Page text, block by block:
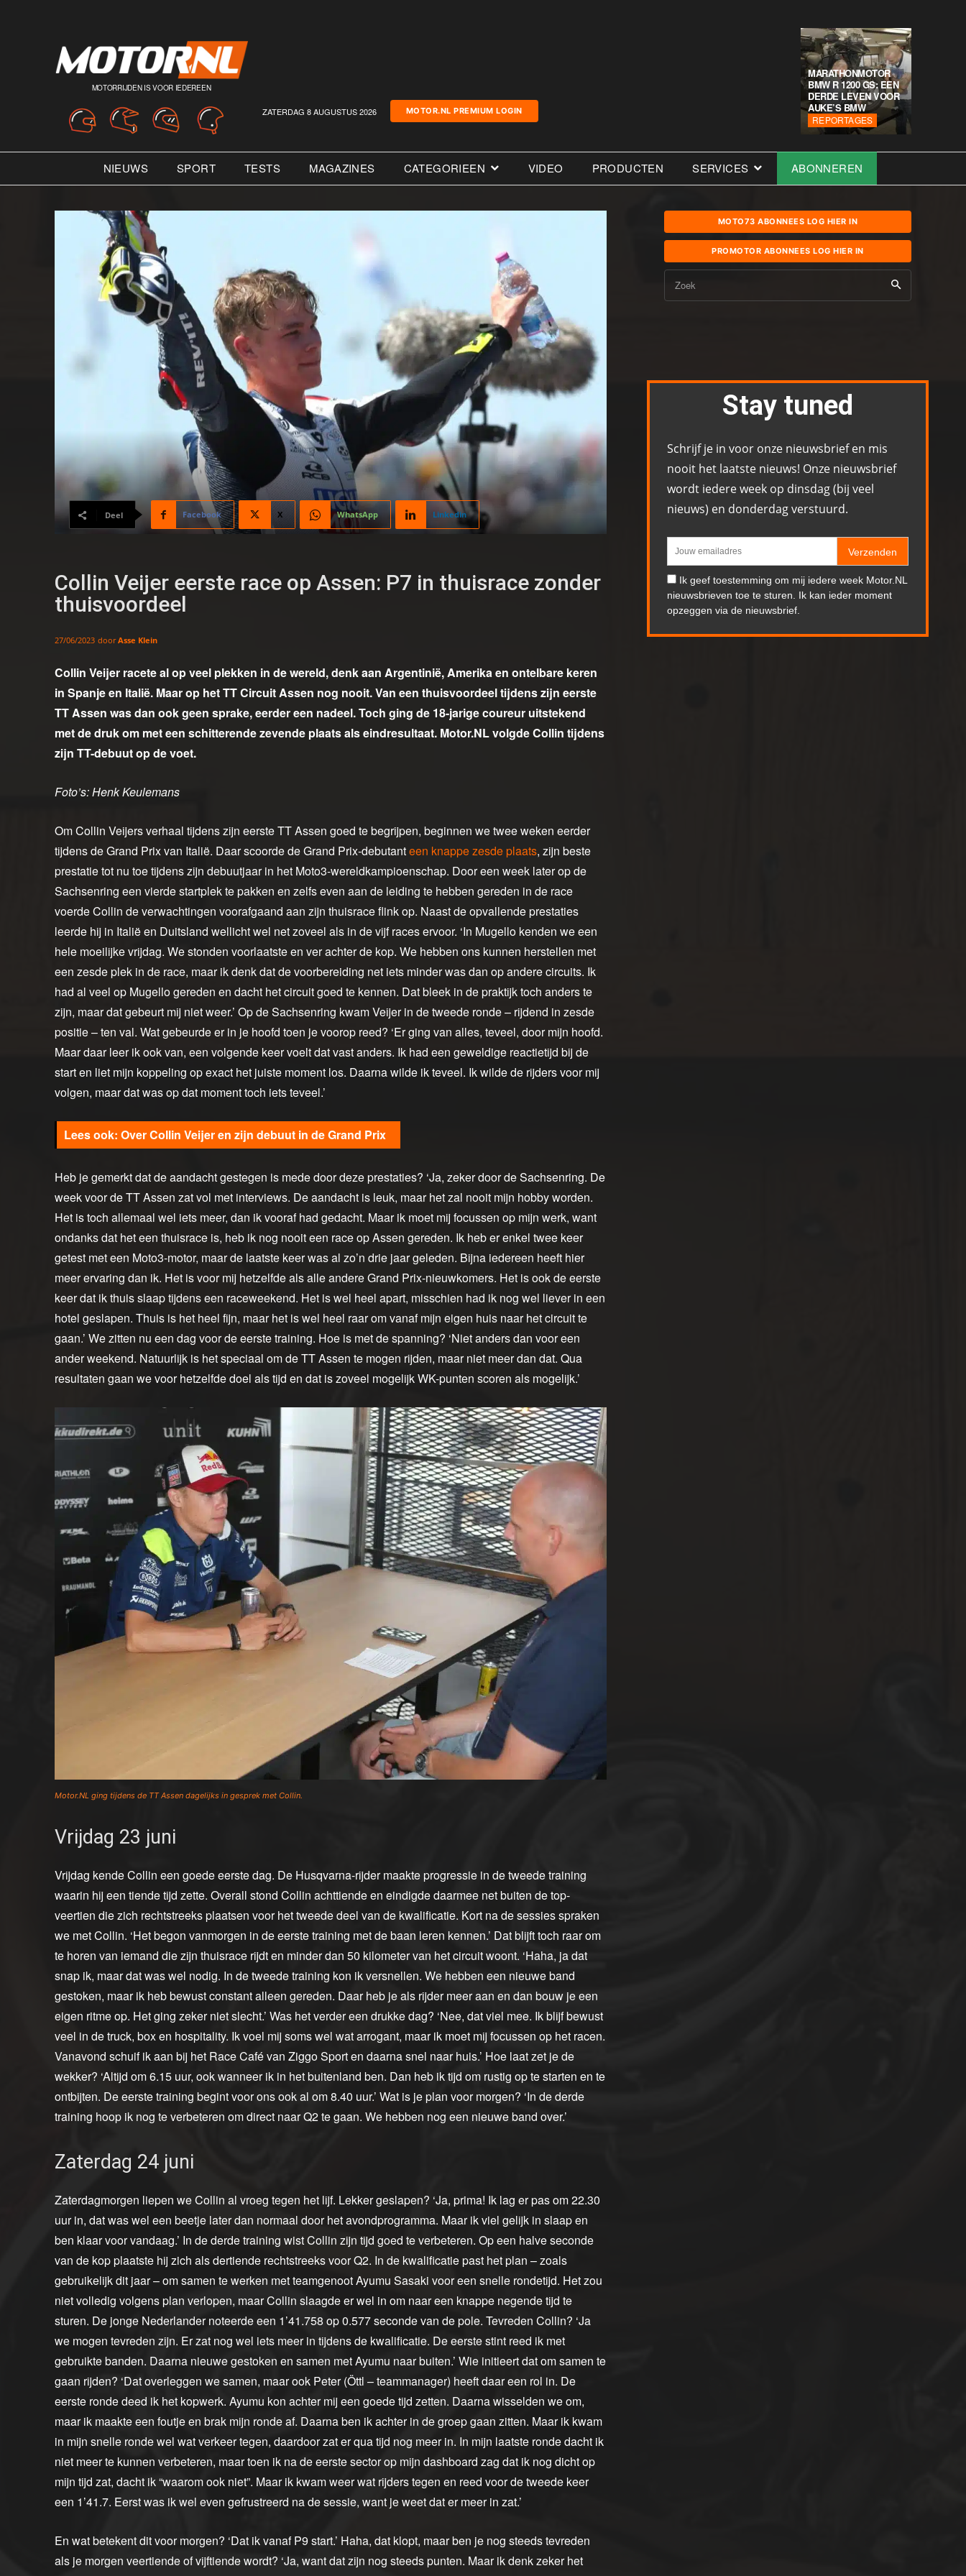
MOTORRIJDEN IS VOOR IEDEREEN
ZATERDAG 8 AUGUSTUS 2026 MOTOR.NL PREMIUM LOGIN
MARATHONMOTOR
BMW R 1200 GS: EEN
DERDE LEVEN VOOR
AUKE’S BMW
REPORTAGES
NIEUWS SPORT TESTS MAGAZINES CATEGORIEEN VIDEO PRODUCTEN SERVICES ABONNEREN
Deel Facebook X WhatsApp Linkedin
Collin Veijer eerste race op Assen: P7 in thuisrace zonder
thuisvoordeel
27/06/2023 door Asse Klein
Collin Veijer racete al op veel plekken in de wereld, denk aan Argentinië, Amerika en ontelbare keren
in Spanje en Italië. Maar op het TT Circuit Assen nog nooit. Van een thuisvoordeel tijdens zijn eerste
TT Assen was dan ook geen sprake, eerder een nadeel. Toch ging de 18-jarige coureur uitstekend
met de druk om met een schitterende zevende plaats als eindresultaat. Motor.NL volgde Collin tijdens
zijn TT-debuut op de voet.
Foto’s: Henk Keulemans
Om Collin Veijers verhaal tijdens zijn eerste TT Assen goed te begrijpen, beginnen we twee weken eerder
tijdens de Grand Prix van Italië. Daar scoorde de Grand Prix-debutanteen knappe zesde plaats, zijn beste
prestatie tot nu toe tijdens zijn debuutjaar in het Moto3-wereldkampioenschap. Door een week later op de
Sachsenring een vierde startplek te pakken en zelfs even aan de leiding te hebben gereden in de race
voerde Collin de verwachtingen voorafgaand aan zijn thuisrace flink op. Naast de opvallende prestaties
leerde hij in Italië en Duitsland wellicht wel net zoveel als in de vijf races ervoor. ‘In Mugello kenden we een
hele moeilijke vrijdag. We stonden voorlaatste en ver achter de kop. We hebben ons kunnen herstellen met
een zesde plek in de race, maar ik denk dat de voorbereiding net iets minder was dan op andere circuits. Ik
had al veel op Mugello gereden en dacht het circuit goed te kennen. Dat bleek in de praktijk toch anders te
zijn, maar dat gebeurt mij niet weer.’ Op de Sachsenring kwam Veijer in de tweede ronde – rijdend in zesde
positie – ten val. Wat gebeurde er in je hoofd toen je voorop reed? ‘Er ging van alles, teveel, door mijn hoofd.
Maar daar leer ik ook van, een volgende keer voelt dat vast anders. Ik had een geweldige reactietijd bij de
start en liet mijn koppeling op exact het juiste moment los. Daarna wilde ik teveel. Ik wilde de rijders voor mij
volgen, maar dat was op dat moment toch iets teveel.’
Over Collin Veijer en zijn debuut in de Grand Prix
Heb je gemerkt dat de aandacht gestegen is mede door deze prestaties? ‘Ja, zeker door de Sachsenring. De
week voor de TT Assen zat vol met interviews. De aandacht is leuk, maar het zal nooit mijn hobby worden.
Het is toch allemaal wel iets meer, dan ik vooraf had gedacht. Maar ik moet mij focussen op mijn werk, want
ondanks dat het een thuisrace is, heb ik nog nooit een race op Assen gereden. Ik heb er enkel twee keer
getest met een Moto3-motor, maar de laatste keer was al zo’n drie jaar geleden. Bijna iedereen heeft hier
meer ervaring dan ik. Het is voor mij hetzelfde als alle andere Grand Prix-nieuwkomers. Het is ook de eerste
keer dat ik thuis slaap tijdens een raceweekend. Het is wel heel apart, misschien had ik nog wel liever in een
hotel geslapen. Thuis is het heel fijn, maar het is wel heel raar om vanaf mijn eigen huis naar het circuit te
gaan.’ We zitten nu een dag voor de eerste training. Hoe is met de spanning? ‘Niet anders dan voor een
ander weekend. Natuurlijk is het speciaal om de TT Assen te mogen rijden, maar niet meer dan dat. Qua
resultaten gaan we voor hetzelfde doel als tijd en dat is zoveel mogelijk WK-punten scoren als mogelijk.’
Motor.NL ging tijdens de TT Assen dagelijks in gesprek met Collin.
Vrijdag 23 juni
Vrijdag kende Collin een goede eerste dag. De Husqvarna-rijder maakte progressie in de tweede training
waarin hij een tiende tijd zette. Overall stond Collin achttiende en eindigde daarmee net buiten de top-
veertien die zich rechtstreeks plaatsen voor het tweede deel van de kwalificatie. Kort na de sessies spraken
we met Collin. ‘Het begon vanmorgen in de eerste training met de baan leren kennen.’ Dat blijft toch raar om
te horen van iemand die zijn thuisrace rijdt en minder dan 50 kilometer van het circuit woont. ‘Haha, ja dat
snap ik, maar dat was wel nodig. In de tweede training kon ik versnellen. We hebben een nieuwe band
gestoken, maar ik heb bewust constant alleen gereden. Daar heb je als rijder meer aan en dan bouw je een
eigen ritme op. Het ging zeker niet slecht.’ Was het verder een drukke dag? ‘Nee, dat viel mee. Ik blijf bewust
veel in de truck, box en hospitality. Ik voel mij soms wel wat arrogant, maar ik moet mij focussen op het racen.
Vanavond schuif ik aan bij het Race Café van Ziggo Sport en daarna snel naar huis.’ Hoe laat zet je de
wekker? ‘Altijd om 6.15 uur, ook wanneer ik in het buitenland ben. Dan heb ik tijd om rustig op te starten en te
ontbijten. De eerste training begint voor ons ook al om 8.40 uur.’ Wat is je plan voor morgen? ‘In de derde
training hoop ik nog te verbeteren om direct naar Q2 te gaan. We hebben nog een nieuwe band over.’
Zaterdag 24 juni
Zaterdagmorgen liepen we Collin al vroeg tegen het lijf. Lekker geslapen? ‘Ja, prima! Ik lag er pas om 22.30
uur in, dat was wel een beetje later dan normaal door het avondprogramma. Maar ik viel gelijk in slaap en
ben klaar voor vandaag.’ In de derde training wist Collin zijn tijd goed te verbeteren. Op een halve seconde
van de kop plaatste hij zich als dertiende rechtstreeks voor Q2. In de kwalificatie past het plan – zoals
gebruikelijk dit jaar – om samen te werken met teamgenoot Ayumu Sasaki voor een snelle rondetijd. Het zou
niet volledig volgens plan verlopen, maar Collin slaagde er wel in om naar een knappe negende tijd te
sturen. De jonge Nederlander noteerde een 1’41.758 op 0.577 seconde van de pole. Tevreden Collin? ‘Ja
we mogen tevreden zijn. Er zat nog wel iets meer in tijdens de kwalificatie. De eerste stint reed ik met
gebruikte banden. Daarna nieuwe gestoken en samen met Ayumu naar buiten.’ Wie initieert dat om samen te
gaan rijden? ‘Dat overleggen we samen, maar ook Peter (Öttl – teammanager) heeft daar een rol in. De
eerste ronde deed ik het kopwerk. Ayumu kon achter mij een goede tijd zetten. Daarna wisselden we om,
maar ik maakte een foutje en brak mijn ronde af. Daarna ben ik achter in de groep gaan zitten. Maar ik kwam
in mijn snelle ronde wel wat verkeer tegen, daardoor zat er qua tijd nog meer in. In mijn laatste ronde dacht ik
niet meer te kunnen verbeteren, maar toen ik na de eerste sector op mijn dashboard zag dat ik nog dicht op
mijn tijd zat, dacht ik “waarom ook niet”. Maar ik kwam weer wat rijders tegen en reed voor de tweede keer
een 1’41.7. Eerst was ik wel even gefrustreerd na de sessie, want je weet dat er meer in zat.’
En wat betekent dit voor morgen? ‘Dat ik vanaf P9 start.’ Haha, dat klopt, maar ben je nog steeds tevreden
als je morgen veertiende of vijftiende wordt? ‘Ja, want dat zijn nog steeds punten. Maar ik denk zeker het
MOTO73 ABONNEES LOG HIER IN
PROMOTOR ABONNEES LOG HIER IN
Zoek
Stay tuned
Schrijf je in voor onze nieuwsbrief en mis
nooit het laatste nieuws! Onze nieuwsbrief
wordt iedere week op dinsdag (bij veel
nieuws) en donderdag verstuurd.
Verzenden
Ik geef toestemming om mij iedere week Motor.NL
nieuwsbrieven toe te sturen. Ik kan ieder moment
opzeggen via de nieuwsbrief.